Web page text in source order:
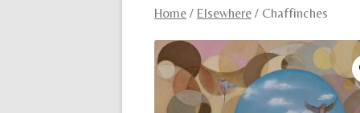
Home / Elsewhere / Chaffinches